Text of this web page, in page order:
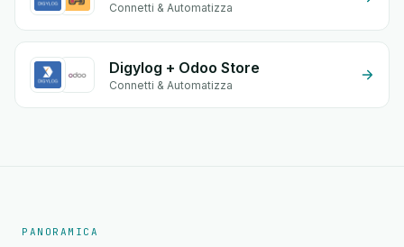
Connetti & Automatizza
Digylog + Odoo Store
Connetti & Automatizza
PANORAMICA